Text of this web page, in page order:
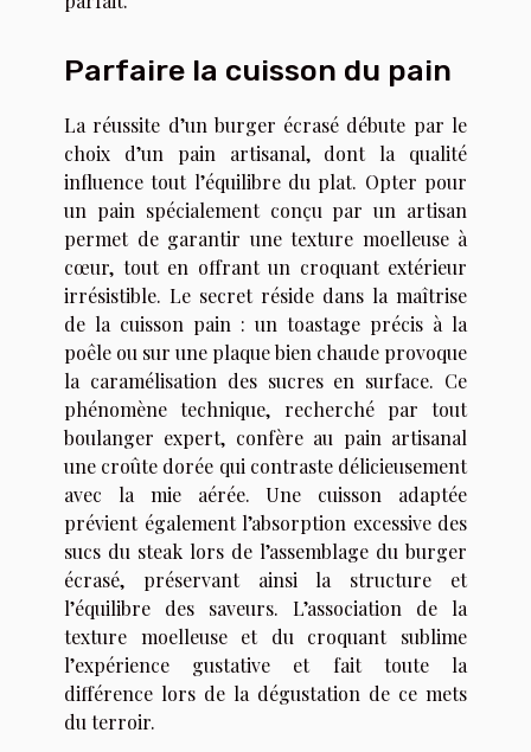
Parfaire la cuisson du pain
La réussite d’un burger écrasé débute par le
choix d’un pain artisanal, dont la qualité
influence tout l’équilibre du plat. Opter pour
un pain spécialement conçu par un artisan
permet de garantir une texture moelleuse à
cœur, tout en offrant un croquant extérieur
irrésistible. Le secret réside dans la maîtrise
de la cuisson pain : un toastage précis à la
poêle ou sur une plaque bien chaude provoque
la caramélisation des sucres en surface. Ce
phénomène technique, recherché par tout
boulanger expert, confère au pain artisanal
une croûte dorée qui contraste délicieusement
avec la mie aérée. Une cuisson adaptée
prévient également l’absorption excessive des
sucs du steak lors de l’assemblage du burger
écrasé, préservant ainsi la structure et
l’équilibre des saveurs. L’association de la
texture moelleuse et du croquant sublime
l’expérience gustative et fait toute la
différence lors de la dégustation de ce mets
du terroir.